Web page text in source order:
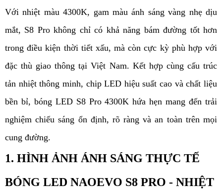
Với nhiệt màu 4300K, gam màu ánh sáng vàng nhẹ dịu
mắt, S8 Pro không chỉ có khả năng bám đường tốt hơn
trong điều kiện thời tiết xấu, mà còn cực kỳ phù hợp với
đặc thù giao thông tại Việt Nam. Kết hợp cùng cấu trúc
tản nhiệt thông minh, chip LED hiệu suất cao và chất liệu
bền bỉ, bóng LED S8 Pro 4300K hứa hẹn mang đến trải
nghiệm chiếu sáng ổn định, rõ ràng và an toàn trên mọi
cung đường.
1. HÌNH ẢNH ÁNH SÁNG THỰC TẾ
BÓNG LED NAOEVO S8 PRO - NHIỆT